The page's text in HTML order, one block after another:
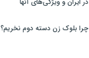
چرا بلوک زن دسته دوم نخریم؟